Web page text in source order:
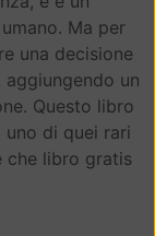
Ma per
una decisione
un
Questo libro
uno di quei rari
che libro gratis